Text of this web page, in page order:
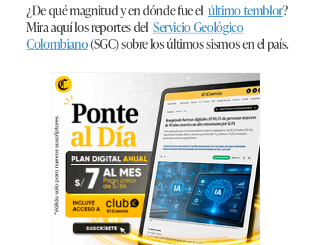
¿De qué magnitud y en dónde fue elúltimo temblor?
Mira aquí los reportes del Servicio Geológico
Colombiano(SGC) sobre los últimos sismos en el país.